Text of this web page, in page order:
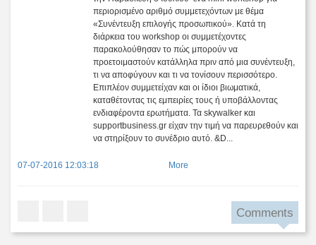
περιορισμένο αριθμό συμμετεχόντων με θέμα
«Συνέντευξη επιλογής προσωπικού». Κατά τη
διάρκεια του workshop οι συμμετέχοντες
παρακολούθησαν το πώς μπορούν να
προετοιμαστούν κατάλληλα πριν από μια συνέντευξη,
τι να αποφύγουν και τι να τονίσουν περισσότερο.
Επιπλέον συμμετείχαν και οι ίδιοι βιωματικά,
καταθέτοντας τις εμπειρίες τους ή υποβάλλοντας
ενδιαφέροντα ερωτήματα. Τα skywalker και
supportbusiness.gr είχαν την τιμή να παρευρεθούν και
να στηρίξουν το συνέδριο αυτό. &D...
07-07-2016 12:03:18 More
Comments